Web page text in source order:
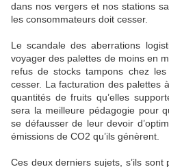
dans nos vergers et nos stations
les consommateurs doit cesser.
Le scandale des aberrations
voyager des palettes de moins en
refus de stocks tampons chez
cesser. La facturation des palettes
quantités de fruits qu’elles
sera la meilleure pédagogie pour
se défausser de leur devoir
émissions de CO2 qu’ils génèrent.
Ces deux derniers sujets, s’ils